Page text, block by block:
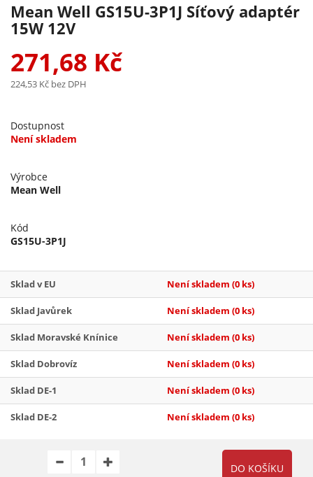
Mean Well GS15U-3P1J Síťový adaptér
15W 12V
271,68 Kč
224,53 Kč bez DPH
Dostupnost
Není skladem
Výrobce
Mean Well
Kód
GS15U-3P1J
Sklad v EU Není skladem (0 ks)
Sklad Javůrek Není skladem (0 ks)
Sklad Moravské Knínice Není skladem (0 ks)
Sklad Dobrovíz Není skladem (0 ks)
Sklad DE-1 Není skladem (0 ks)
Sklad DE-2 Není skladem (0 ks)